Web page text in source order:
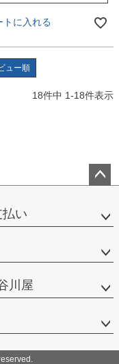
トに入れる
ュー順
18件中 1-18件表示
ップ
い
川屋